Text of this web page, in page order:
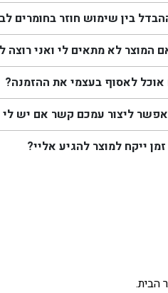
בין שימוש חוזר בחומרים
המוצר לא מתאים לי ואני רוצה
לאסוף בעצמי את ההזמנה?
ליצור עמכם קשר אם יש
ייקח למוצר להגיע אליי?
הבית.